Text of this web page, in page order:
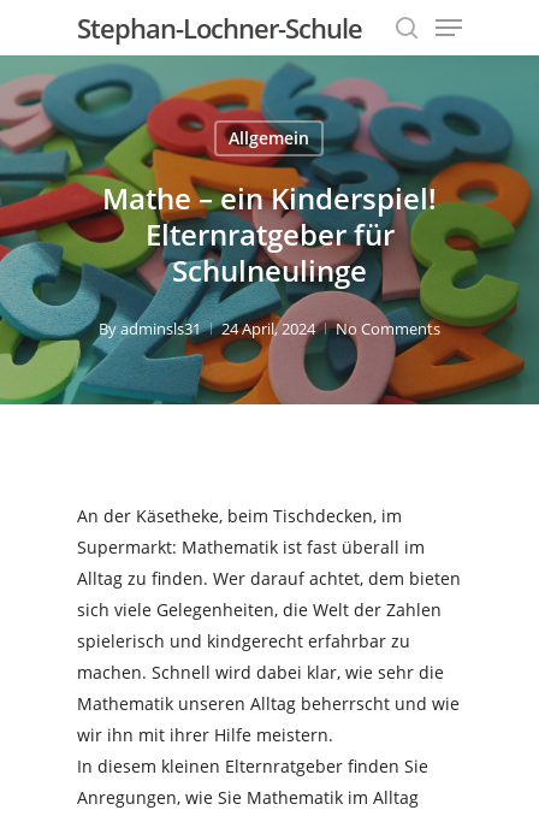
main
content
Stephan-Lochner-Schule
search
Menu
Allgemein
Mathe – ein Kinderspiel!
Elternratgeber für
Schulneulinge
Byadminsls31 24 April, 2024 No Comments
An der Käsetheke, beim Tischdecken, im
Supermarkt: Mathematik ist fast überall im
Alltag zu finden. Wer darauf achtet, dem bieten
sich viele Gelegenheiten, die Welt der Zahlen
spielerisch und kindgerecht erfahrbar zu
machen. Schnell wird dabei klar, wie sehr die
Mathematik unseren Alltag beherrscht und wie
wir ihn mit ihrer Hilfe meistern.
In diesem kleinen Elternratgeber finden Sie
Anregungen, wie Sie Mathematik im Alltag
Menu